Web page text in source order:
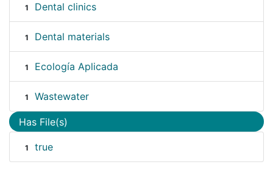
1 Dental clinics
1 Dental materials
1 Ecología Aplicada
1 Wastewater
Has File(s)
1 true